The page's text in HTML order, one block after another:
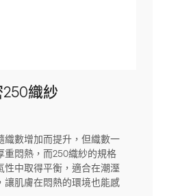
織紗
織數增加而提升，但織數一
重悶熱，而250織紗的規格
性中取得平衡，適合在潮溼
讓肌膚在悶熱的環境也能感